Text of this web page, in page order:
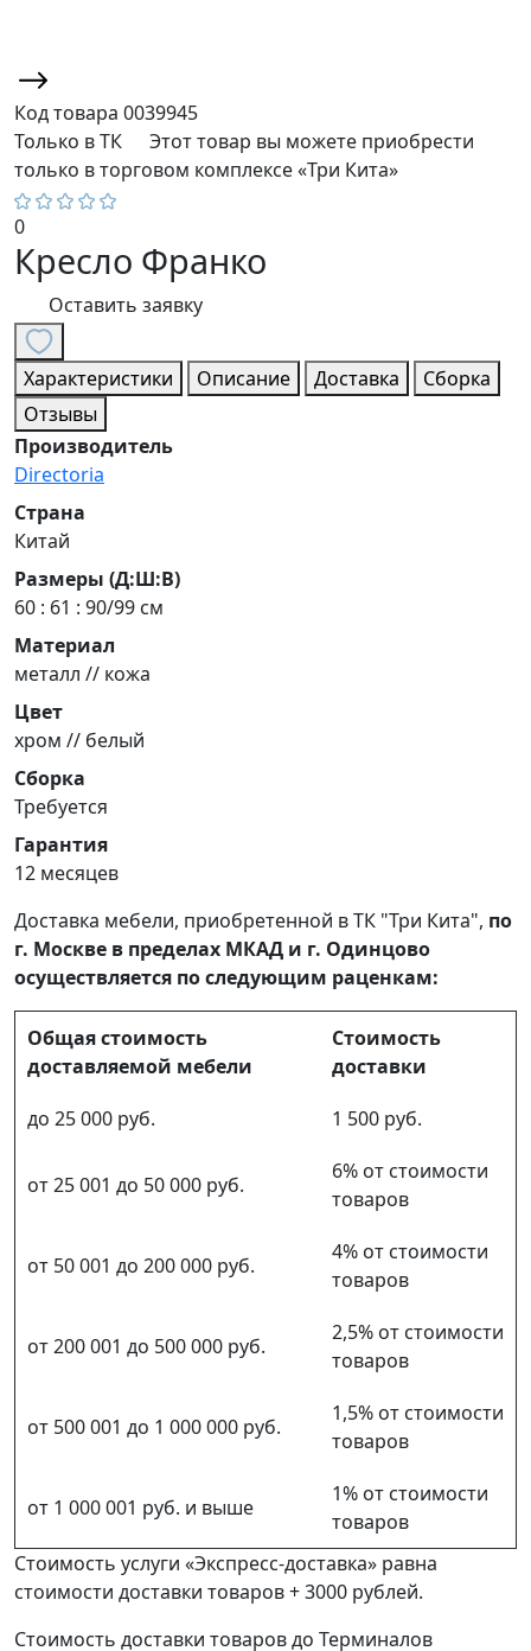
Код товара 0039945
Только в ТК
Этот товар вы можете приобрести
только в торговом комплексе «Три Кита»
0
Кресло Франко
Оставить заявку
Характеристики Описание Доставка
Сборка
Отзывы
Производитель
Directoria
Страна
Китай
Размеры (Д:Ш:В)
60 : 61 : 90/99 см
Материал
металл // кожа
Цвет
хром // белый
Сборка
Требуется
Гарантия
12 месяцев
Доставка мебели, приобретенной в ТК "Три Кита", по
г. Москве в пределах МКАД и г. Одинцово
осуществляется по следующим раценкам:
Общая стоимость
доставляемой мебели
Стоимость
доставки
до 25 000 руб.
1 500 руб.
от 25 001 до 50 000 руб.
6% от стоимости
товаров
от 50 001 до 200 000 руб.
4% от стоимости
товаров
от 200 001 до 500 000 руб.
2,5% от стоимости
товаров
от 500 001 до 1 000 000 руб.
1,5% от стоимости
товаров
от 1 000 001 руб. и выше
1% от стоимости
товаров
Стоимость услуги «Экспресс-доставка» равна
стоимости доставки товаров + 3000 рублей.
Стоимость доставки товаров до Терминалов